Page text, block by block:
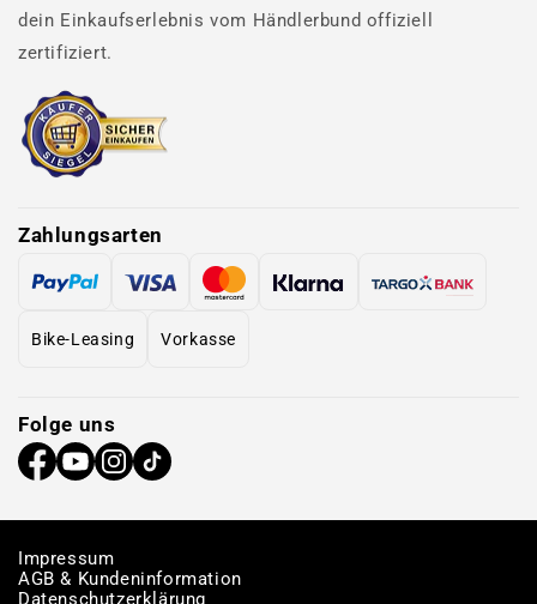
dein Einkaufserlebnis vom Händlerbund offiziell
zertifiziert.
Zahlungsarten
Bike-Leasing Vorkasse
Folge uns
Impressum
AGB & Kundeninformation
Datenschutzerklärung